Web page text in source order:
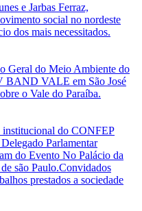
e Jarbas Ferraz,
social no nordeste
dos mais necessitados.
Geral do Meio Ambiente do
BAND VALE em São José
o Vale do Paraíba.
institucional do CONFEP
Parlamentar
do Evento No Palácio da
são Paulo.Convidados
prestados a sociedade